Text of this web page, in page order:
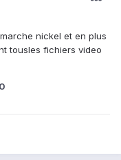
nickel et en plus
tousles fichiers video